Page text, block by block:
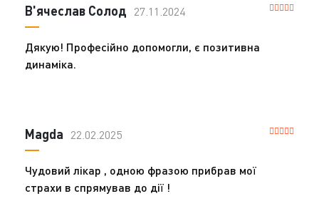
В'ячеслав Солод 27.11.2024
Дякую! Професійно допомогли, є позитивна
динаміка.
Magda 22.02.2025
Чудовий лікар , одною фразою прибрав мої
страхи в спрямував до дії !